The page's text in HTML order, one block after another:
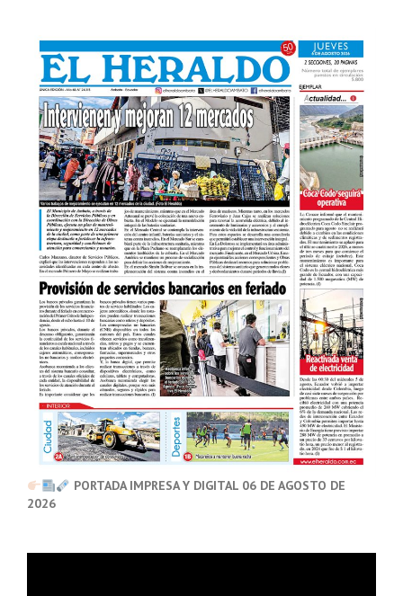
PORTADA IMPRESA Y DIGITAL 06 DE AGOSTO DE
2026